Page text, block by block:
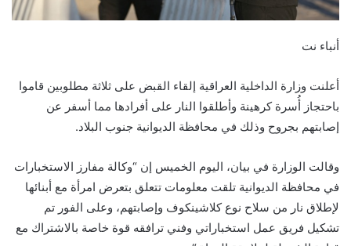
أنباء نت
أعلنت وزارة الداخلية العراقية إلقاء القبض على ثلاثة ‏مطلوبين قاموا
باحتجاز أُسرة كرهينة وأطلقوا النار على ‏أفرادها مما أسفر عن
إصابتهم بجروح وذلك في محافظة ‏الديوانية جنوب البلاد.‏
وقالت الوزارة في بيان، اليوم الخميس إن “وكالة مفارز ‏الاستخبارات
في محافظة الديوانية تلقت معلومات تتعلق ‏بتعرض امرأة مع أبنائها
لإطلاق نار من سلاح نوع ‏كلاشينكوف وإصابتهم، وعلى الفور تم
تشكيل فريق عمل ‏استخباراتي وفني ترافقه قوة خاصة بالاشتراك مع